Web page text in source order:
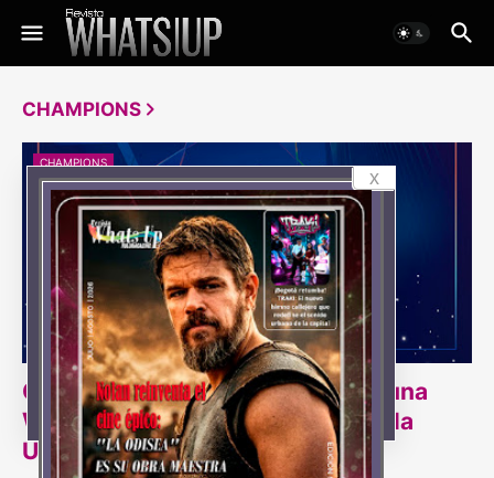
CHAMPIONS
CHAMPIONS
OPPO convertirá Plaza Claro en una
Watch Party para vivir la final de la
UEFA Champions League
x